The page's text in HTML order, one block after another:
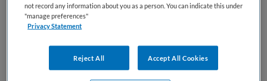
niet meer actueel. Hieronder staan enkele vergelijkbare
vacatures die voor u wellicht interessant zijn.
not record any information about you as a person. You can indicate this under
"manage preferences"
Privacy Statement
Reject All Accept All Cookies